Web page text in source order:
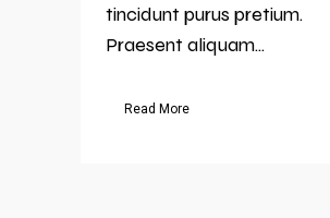
tincidunt purus pretium.
Praesent aliquam...
Read More